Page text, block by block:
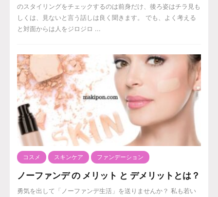
のスタイリングをチェックするのは前身だけ、後ろ姿はチラ見も
しくは、見ないと言う話しは良く聞きます。 でも、よく考える
と対面からは人をジロジロ ...
コスメ スキンケア ファンデーション
ノーファンデ の メリット と デメリットとは？
勇気を出して「ノーファンデ生活」を送りませんか？ 私も若い